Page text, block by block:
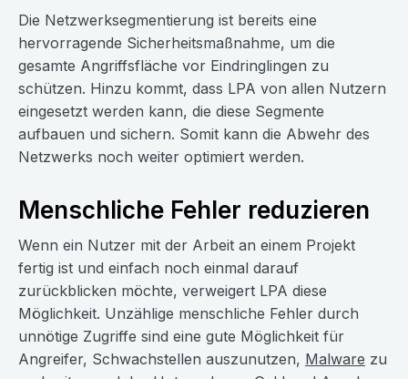
Die Netzwerksegmentierung ist bereits eine
hervorragende Sicherheitsmaßnahme, um die
gesamte Angriffsfläche vor Eindringlingen zu
schützen. Hinzu kommt, dass LPA von allen Nutzern
eingesetzt werden kann, die diese Segmente
aufbauen und sichern. Somit kann die Abwehr des
Netzwerks noch weiter optimiert werden.
Menschliche Fehler reduzieren
Wenn ein Nutzer mit der Arbeit an einem Projekt
fertig ist und einfach noch einmal darauf
zurückblicken möchte, verweigert LPA diese
Möglichkeit. Unzählige menschliche Fehler durch
unnötige Zugriffe sind eine gute Möglichkeit für
Angreifer, Schwachstellen auszunutzen, Malware zu